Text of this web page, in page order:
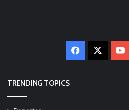
Facebook
TRENDING TOPICS